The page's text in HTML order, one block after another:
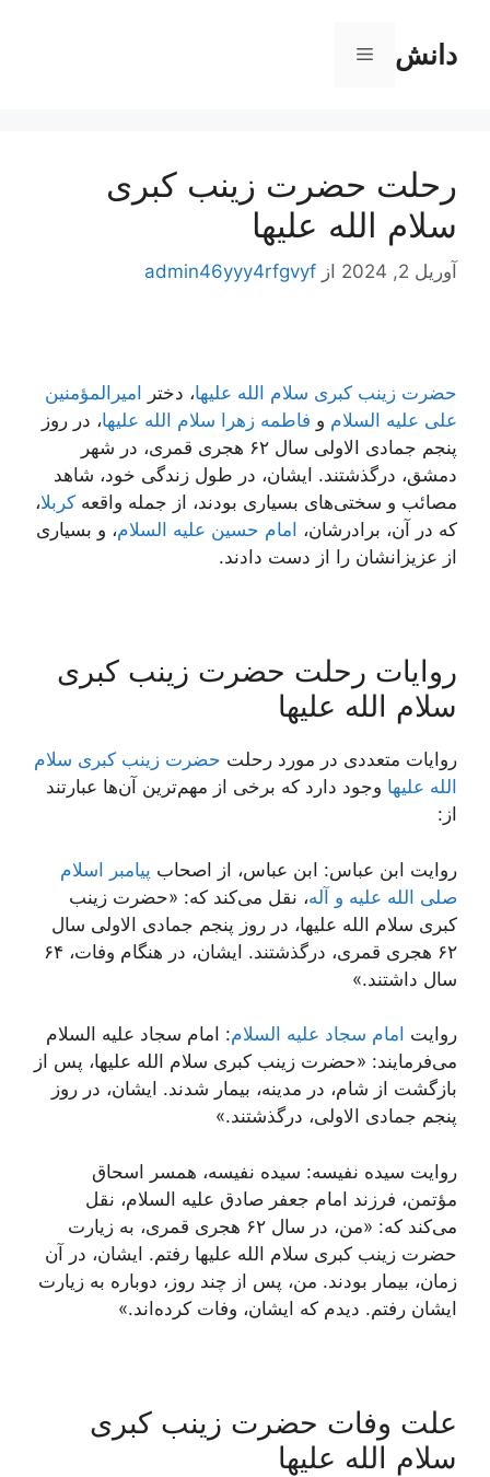
محتوادانش فهرست
رحلت حضرت زینب کبری
سلام الله علیها
آوریل 2, 2024 از admin46yyy4rfgvyf
حضرت زینب کبری سلام الله علیها، دختر
امیرالمؤمنین
علی علیه السلام و فاطمه زهرا سلام الله علیها، در روز
پنجم جمادی الاولی سال ۶۲ هجری قمری، در شهر
دمشق، درگذشتند. ایشان، در طول زندگی خود، شاهد
مصائب و سختی‌های بسیاری بودند، از جمله واقعه کربلا،
که در آن، برادرشان، امام حسین علیه السلام، و بسیاری
از عزیزانشان را از دست دادند.
روایات رحلت حضرت زینب کبری
سلام الله علیها
روایات متعددی در مورد رحلت حضرت زینب کبری سلام
الله علیها وجود دارد که برخی از مهم‌ترین آن‌ها عبارتند
از:
روایت ابن عباس: ابن عباس، از اصحاب پیامبر اسلام
صلی الله علیه و آله، نقل می‌کند که: «حضرت زینب
کبری سلام الله علیها، در روز پنجم جمادی الاولی سال
۶۲ هجری قمری، درگذشتند. ایشان، در هنگام وفات، ۶۴
سال داشتند.»
روایت امام سجاد علیه السلام: امام سجاد علیه السلام
می‌فرمایند: «حضرت زینب کبری سلام الله علیها، پس از
بازگشت از شام، در مدینه، بیمار شدند. ایشان، در روز
پنجم جمادی الاولی، درگذشتند.»
روایت سیده نفیسه: سیده نفیسه، همسر اسحاق
مؤتمن، فرزند امام جعفر صادق علیه السلام، نقل
می‌کند که: «من، در سال ۶۲ هجری قمری، به زیارت
حضرت زینب کبری سلام الله علیها رفتم. ایشان، در آن
زمان، بیمار بودند. من، پس از چند روز، دوباره به زیارت
ایشان رفتم. دیدم که ایشان، وفات کرده‌اند.»
علت وفات حضرت زینب کبری
سلام الله علیها